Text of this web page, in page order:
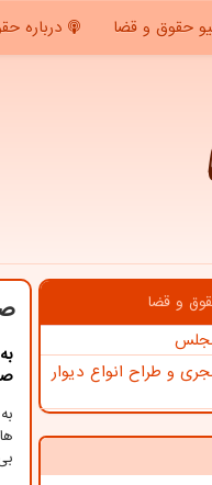
حقوق و قضا درباره
و قضا
مجلس
و طراح انواع دیوار